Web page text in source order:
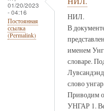
01/20/2023
- 04:16
Постоянная
ссылка
(Permalink)
НИЛ.
В
именем
словаре.
слово
Приводим
УНГАР 1.